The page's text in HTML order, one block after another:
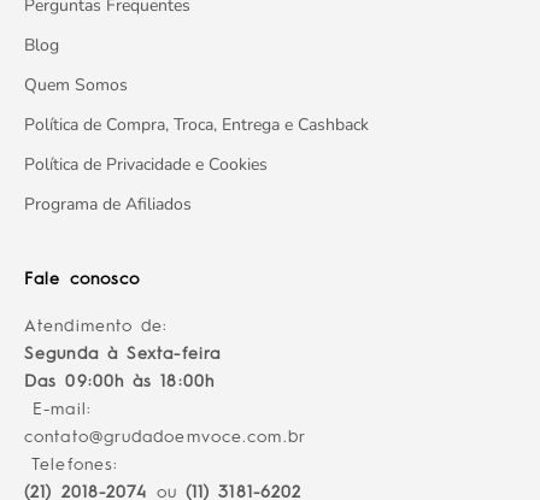
Perguntas Frequentes
Blog
Quem Somos
Política de Compra, Troca, Entrega e Cashback
Política de Privacidade e Cookies
Programa de Afiliados
Fale conosco
Atendimento de:
Segunda à Sexta-feira
Das 09:00h às 18:00h
E-mail:
contato@grudadoemvoce.com.br
Telefones:
(21) 2018-2074
ou (11) 3181-6202